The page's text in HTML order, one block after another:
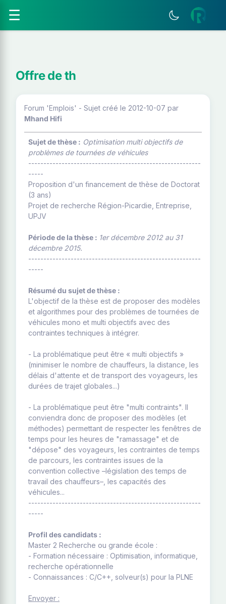
☰
Offre de th
Forum 'Emplois' - Sujet créé le 2012-10-07 par
Mhand Hifi
Sujet de thèse : Optimisation multi objectifs de
problèmes de tournées de véhicules
---------------------------------------------------------
-----
Proposition d'un financement de thèse de Doctorat
(3 ans)
Projet de recherche Région-Picardie, Entreprise,
UPJV
Période de la thèse : 1er décembre 2012 au 31
décembre 2015.
---------------------------------------------------------
-----
Résumé du sujet de thèse :
L'objectif de la thèse est de proposer des modèles
et algorithmes pour des problèmes de tournées de
véhicules mono et multi objectifs avec des
contraintes techniques à intégrer.
- La problématique peut être « multi objectifs »
(minimiser le nombre de chauffeurs, la distance, les
délais d'attente et de transport des voyageurs, les
durées de trajet globales...)
- La problématique peut être "multi contraints". Il
conviendra donc de proposer des modèles (et
méthodes) permettant de respecter les fenêtres de
temps pour les heures de "ramassage" et de
"dépose" des voyageurs, les contraintes de temps
de parcours, les contraintes issues de la
convention collective –législation des temps de
travail des chauffeurs–, les capacités des
véhicules...
---------------------------------------------------------
-----
Profil des candidats :
Master 2 Recherche ou grande école :
- Formation nécessaire : Optimisation, informatique,
recherche opérationnelle
- Connaissances : C/C++, solveur(s) pour la PLNE
Envoyer :